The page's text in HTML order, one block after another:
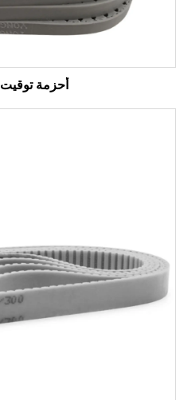
أحزمة توقيت AT5 PU